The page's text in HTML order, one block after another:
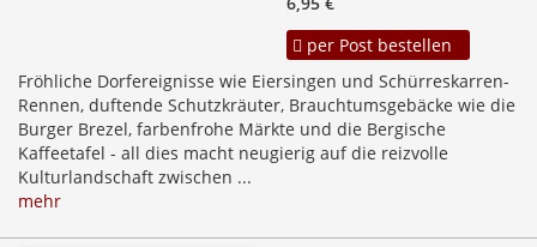
per Post bestellen
Fröhliche Dorfereignisse wie Eiersingen und Schürreskarren-
Rennen, duftende Schutzkräuter, Brauchtumsgebäcke wie die
Burger Brezel, farbenfrohe Märkte und die Bergische
Kaffeetafel - all dies macht neugierig auf die reizvolle
Kulturlandschaft zwischen ...
mehr